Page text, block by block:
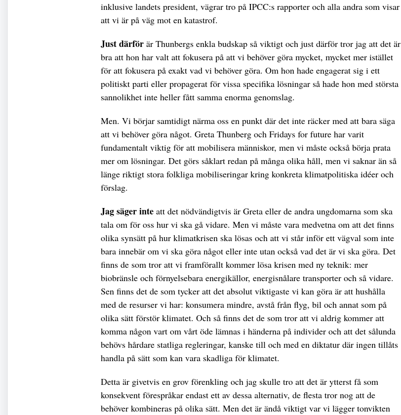
inklusive landets president, vägrar tro på IPCC:s rapporter och alla andra som visar
att vi är på väg mot en katastrof.
Just därför är Thunbergs enkla budskap så viktigt och just därför tror jag att det är
bra att hon har valt att fokusera på att vi behöver göra mycket, mycket mer istället
för att fokusera på exakt vad vi behöver göra. Om hon hade engagerat sig i ett
politiskt parti eller propagerat för vissa specifika lösningar så hade hon med största
sannolikhet inte heller fått samma enorma genomslag.
Men. Vi börjar samtidigt närma oss en punkt där det inte räcker med att bara säga
att vi behöver göra något. Greta Thunberg och Fridays for future har varit
fundamentalt viktig för att mobilisera människor, men vi måste också börja prata
mer om lösningar. Det görs såklart redan på många olika håll, men vi saknar än så
länge riktigt stora folkliga mobiliseringar kring konkreta klimatpolitiska idéer och
förslag.
Jag säger inte att det nödvändigtvis är Greta eller de andra ungdomarna som ska
tala om för oss hur vi ska gå vidare. Men vi måste vara medvetna om att det finns
olika synsätt på hur klimatkrisen ska lösas och att vi står inför ett vägval som inte
bara innebär om vi ska göra något eller inte utan också vad det är vi ska göra. Det
finns de som tror att vi framförallt kommer lösa krisen med ny teknik: mer
biobränsle och förnyelsebara energikällor, energisnålare transporter och så vidare.
Sen finns det de som tycker att det absolut viktigaste vi kan göra är att hushålla
med de resurser vi har: konsumera mindre, avstå från flyg, bil och annat som på
olika sätt förstör klimatet. Och så finns det de som tror att vi aldrig kommer att
komma någon vart om vårt öde lämnas i händerna på individer och att det sålunda
behövs hårdare statliga regleringar, kanske till och med en diktatur där ingen tillåts
handla på sätt som kan vara skadliga för klimatet.
Detta är givetvis en grov förenkling och jag skulle tro att det är ytterst få som
konsekvent förespråkar endast ett av dessa alternativ, de flesta tror nog att de
behöver kombineras på olika sätt. Men det är ändå viktigt var vi lägger tonvikten